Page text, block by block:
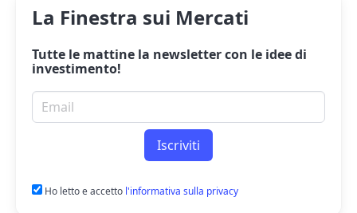
La Finestra sui Mercati
Tutte le mattine la newslettercon le idee di
investimento!
Email per newsletter
Iscriviti
Ho letto e accetto l'informativa sulla privacy